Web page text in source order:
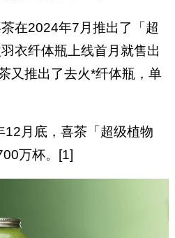
在2024年7月推出了「超
衣纤体瓶上线首月就售出
又推出了去火*纤体瓶，单
月底，喜茶「超级植物
万杯。[1]